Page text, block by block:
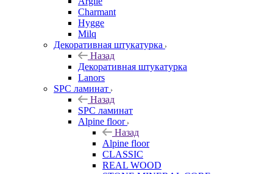
Charmant
Hygge
Milq
Декоративная штукатурка
Назад
Декоративная штукатурка
Lanors
SPC ламинат
Назад
SPC ламинат
Alpine floor
Назад
Alpine floor
CLASSIC
REAL WOOD